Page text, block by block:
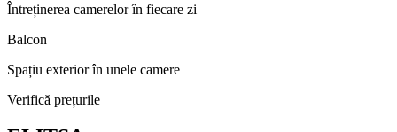
Întreținerea camerelor în fiecare zi
Balcon
Spațiu exterior în unele camere
Verifică prețurile